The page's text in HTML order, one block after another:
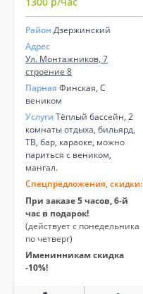
Район Дзержинский
Адрес
Ул. Монтажников, 7
строение 8
Парная Финская, С
веником
Услуги Тёплый бассейн, 2
комнаты отдыха, бильярд,
ТВ, бар, караоке, можно
париться с веником,
мангал.
Спецпредложения, скидки:
При заказе 5 часов, 6-й
час в подарок!
(действует с понедельника
по четверг)
Именинникам скидка
-10%!